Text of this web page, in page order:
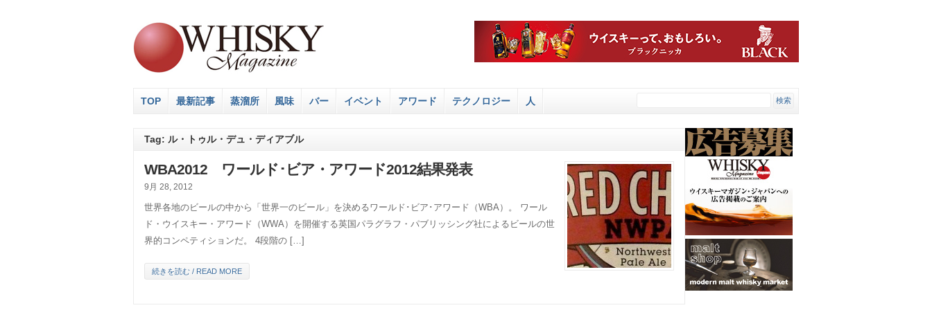
TOP 最新記事 蒸溜所 風味 バー イベント アワード テクノロジー 人
Tag: ル・トゥル・デュ・ディアブル
WBA2012 ワールド･ビア・アワード2012結果発表
9月 28, 2012
世界各地のビールの中から「世界一のビール」を決めるワールド･ビア･アワード（WBA）。 ワール
ド・ウイスキー・アワード（WWA）を開催する英国パラグラフ・パブリッシング社によるビールの世
界的コンペティションだ。 4段階の […]
続きを読む / READ MORE